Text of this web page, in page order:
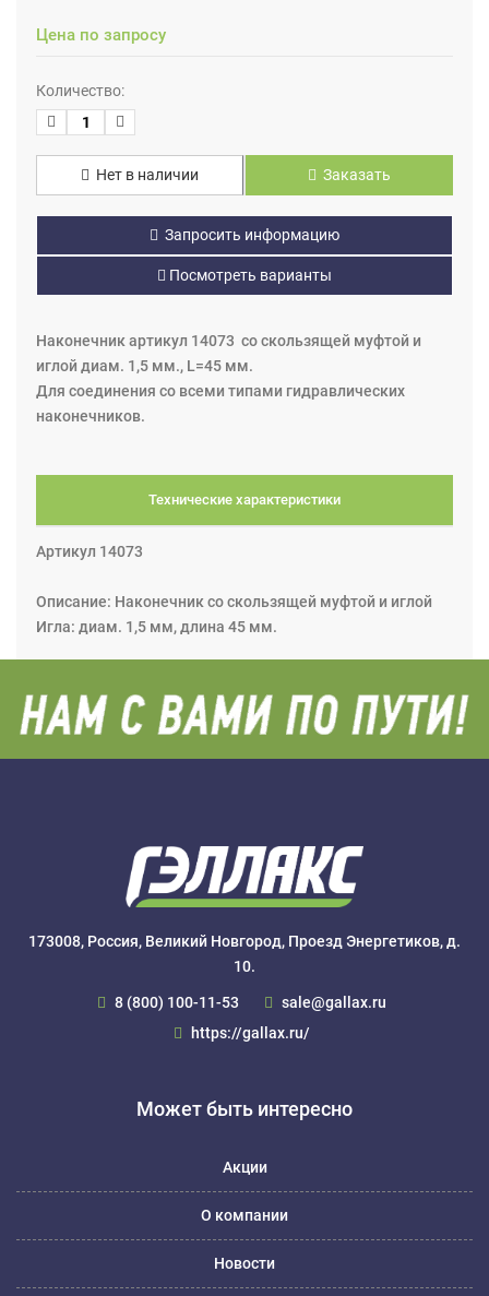
Цена по запросу
Количество:
Нет в наличии Заказать
Запросить информацию
Посмотреть варианты
Наконечник артикул 14073 со скользящей муфтой и
иглой диам. 1,5 мм., L=45 мм.
Для соединения со всеми типами гидравлических
наконечников.
Технические характеристики
Артикул 14073
Описание: Наконечник со скользящей муфтой и иглой
Игла: диам. 1,5 мм, длина 45 мм.
173008, Россия, Великий Новгород, Проезд Энергетиков, д.
10.
8 (800) 100-11-53
sale@gallax.ru
https://gallax.ru/
Может быть интересно
Акции
О компании
Новости